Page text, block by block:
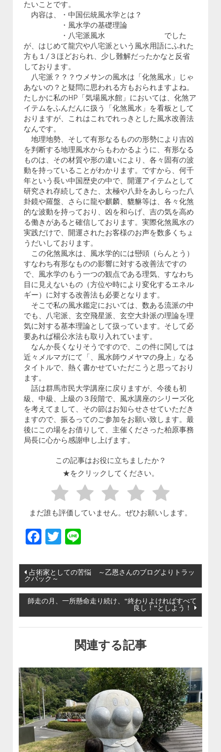
たいことです。
内容は、・中国伝統風水学とは？
・風水学の基礎理論
・八宅派風水 でした
が、はじめて龍穴や八宅派という風水用語にふれた
方も１/３ほどおられ、少し難解だったかなと反省
しております。
八宅派？？？ウメサンの風水は「化煞風水」じゃ
あないの？と疑問に思われる方もおられますよね。
たしかに私のHP「気場風水館」においては、化煞ア
イテムをふんだんに扱う「化煞風水」を看板として
おりますが、これはこれでれっきとした風水改善法
なんです。
地理地勢、そして有形なるものの形勢により吉凶
を判断する地理風水からもわかるように、有形なる
ものは、その材質や形の違いにより、各々固有の波
動を持っていることがわかります。ですから、何千
年という長い中国歴史の中で、開運アイテムとして
研究され存続してきた、太極や八卦をあしらった八
卦鏡や羅盤、さらに龍や麒麟、貔貅等は、各々化煞
的な波動を持っており、凶を和らげ、吉の気を高め
る働きがあると確信しております。実際化煞風水の
実践だけで、開運されたお客様のお声を数多くちょ
うだいしております。
この化煞風水は、風水学的には巒頭（らんとう）
すなわち有形なものの影響に対する改善法ですの
で、風水学のもう一つの観点である理気、すなわち
目に見えないもの（方位や時により変化するエネル
ギー）に対する改善法も必要となります。
そこで私の風水鑑定においては、数ある流派の中
でも、八宅派、玄空飛星派、玄空大卦派の理論を理
気に対する基本理論として扱っています。そして必
要あれば楊公水法も取り入れています。
なんか長くなりそうですので、この件に関しては
近々メルマガにて「、風水師ウメヤマの身上」なる
タイトルで、熱く書かせていただこうと思っており
ます。
話は群馬市民大学講座に戻りますが、今後も初
級、中級、上級の３段階で、風水講座のシリーズ化
を考えてまして、その節はお知らせさせていただき
ますので、振るってのご参加をお願い致します。最
後にこの場をお借りして、主催くださった柏原事務
局長に心から感謝申し上げます。
この記事はお役に立ちましたか？
★をクリックしてください。
まだ誰も評価していません。ぜひお願いします。
Facebook
Twitter
投稿ナビゲーション
占術家としての苦悩 ～乙恩さんのブログよりトラッ
クバック～
師走の月、一所懸命走り続け、“終わりよければすべて
良し！”としよう！
関連する記事